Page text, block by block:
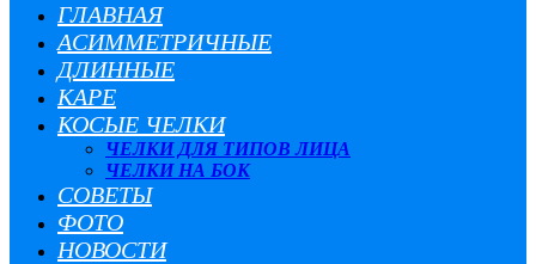
ГЛАВНАЯ
АСИММЕТРИЧНЫЕ
ДЛИННЫЕ
КАРЕ
КОСЫЕ ЧЕЛКИ
ЧЕЛКИ ДЛЯ ТИПОВ ЛИЦА
ЧЕЛКИ НА БОК
СОВЕТЫ
ФОТО
НОВОСТИ